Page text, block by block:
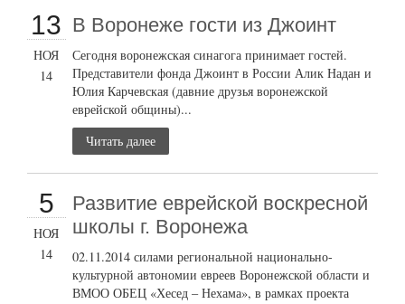
13
НОЯ
14
В Воронеже гости из Джоинт
Сегодня воронежская синагога принимает гостей.
Представители фонда Джоинт в России Алик Надан и
Юлия Карчевская (давние друзья воронежской
еврейской общины)...
Читать далее
5
НОЯ
14
Развитие еврейской воскресной
школы г. Воронежа
02.11.2014 силами региональной национально-
культурной автономии евреев Воронежской области и
ВМОО ОБЕЦ «Хесед – Нехама», в рамках проекта